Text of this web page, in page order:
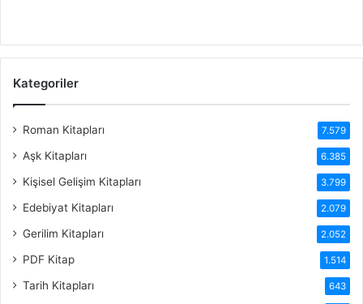
Kategoriler
Roman Kitapları 7.579
Aşk Kitapları 6.385
Kişisel Gelişim Kitapları 3.799
Edebiyat Kitapları 2.079
Gerilim Kitapları 2.052
PDF Kitap 1.514
Tarih Kitapları 643